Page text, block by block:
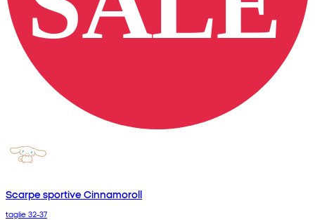
Scarpe sportive Cinnamoroll
taglie 32-37